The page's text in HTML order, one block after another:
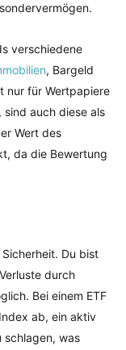
verschiedene
, Bargeld
nur für Wertpapiere
sind auch diese als
Wert des
da die Bewertung
Du bist
durch
Bei einem ETF
ab, ein aktiv
schlagen, was